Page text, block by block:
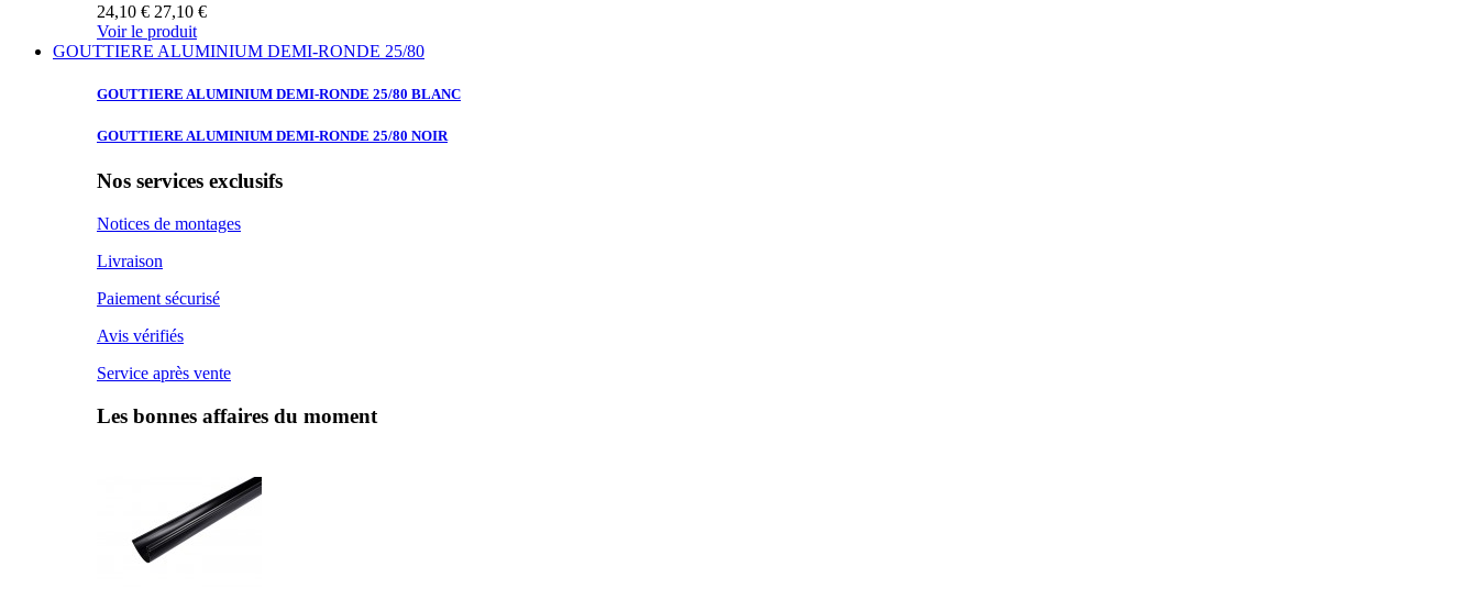
24,10 € 27,10 €
Voir le produit
GOUTTIERE ALUMINIUM DEMI-RONDE 25/80
GOUTTIERE ALUMINIUM DEMI-RONDE 25/80 BLANC
GOUTTIERE ALUMINIUM DEMI-RONDE 25/80 NOIR
Nos services exclusifs
Notices de montages
Livraison
Paiement sécurisé
Avis vérifiés
Service après vente
Les bonnes affaires du moment